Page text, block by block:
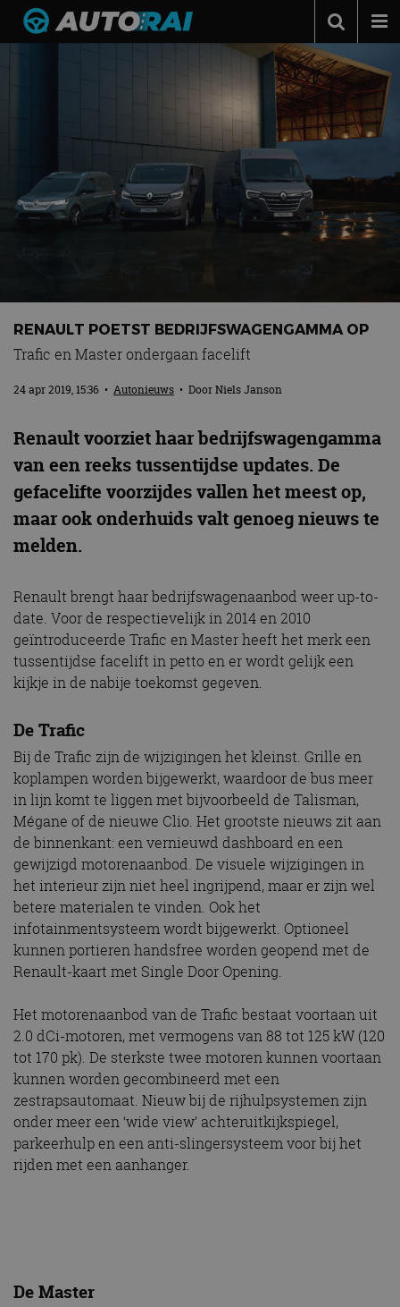
Adverteren
RENAULT POETST BEDRIJFSWAGENGAMMA OP
Trafic en Master ondergaan facelift
24 apr 2019, 15:36 • Autonieuws • DoorNiels Janson
Renault voorziet haar bedrijfswagengamma
van een reeks tussentijdse updates. De
gefacelifte voorzijdes vallen het meest op,
maar ook onderhuids valt genoeg nieuws te
melden.
Renault brengt haar bedrijfswagenaanbod weer up-to-
date. Voor de respectievelijk in 2014 en 2010
geïntroduceerde Trafic en Master heeft het merk een
tussentijdse facelift in petto en er wordt gelijk een
kijkje in de nabije toekomst gegeven.
De Trafic
Bij de Trafic zijn de wijzigingen het kleinst. Grille en
koplampen worden bijgewerkt, waardoor de bus meer
in lijn komt te liggen met bijvoorbeeld de Talisman,
Mégane of de nieuwe Clio. Het grootste nieuws zit aan
de binnenkant: een vernieuwd dashboard en een
gewijzigd motorenaanbod. De visuele wijzigingen in
het interieur zijn niet heel ingrijpend, maar er zijn wel
betere materialen te vinden. Ook het
infotainmentsysteem wordt bijgewerkt. Optioneel
kunnen portieren handsfree worden geopend met de
Renault-kaart met Single Door Opening.
Het motorenaanbod van de Trafic bestaat voortaan uit
2.0 dCi-motoren, met vermogens van 88 tot 125 kW (120
tot 170 pk). De sterkste twee motoren kunnen voortaan
kunnen worden gecombineerd met een
zestrapsautomaat. Nieuw bij de rijhulpsystemen zijn
onder meer een ‘wide view’ achteruitkijkspiegel,
parkeerhulp en een anti-slingersysteem voor bij het
rijden met een aanhanger.
De Master